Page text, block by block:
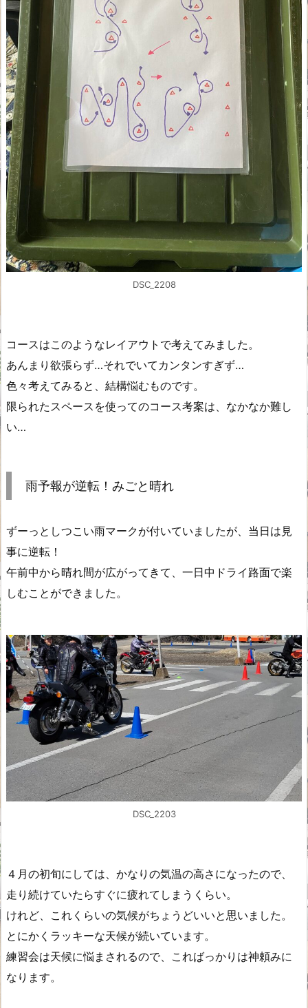
DSC_2208
コースはこのようなレイアウトで考えてみました。
あんまり欲張らず…それでいてカンタンすぎず…
色々考えてみると、結構悩むものです。
限られたスペースを使ってのコース考案は、なかなか難し
い…
雨予報が逆転！みごと晴れ
ずーっとしつこい雨マークが付いていましたが、当日は見
事に逆転！
午前中から晴れ間が広がってきて、一日中ドライ路面で楽
しむことができました。
DSC_2203
４月の初旬にしては、かなりの気温の高さになったので、
走り続けていたらすぐに疲れてしまうくらい。
けれど、これくらいの気候がちょうどいいと思いました。
とにかくラッキーな天候が続いています。
練習会は天候に悩まされるので、こればっかりは神頼みに
なります。